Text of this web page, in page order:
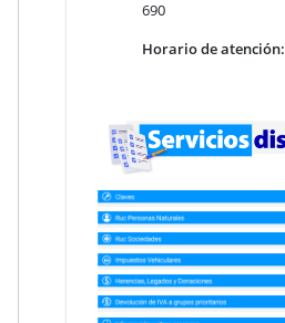
690
Horario de atención: